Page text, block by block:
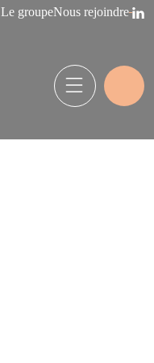
Le groupeNous rejoindre